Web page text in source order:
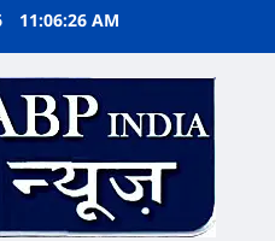
11:06:26 AM